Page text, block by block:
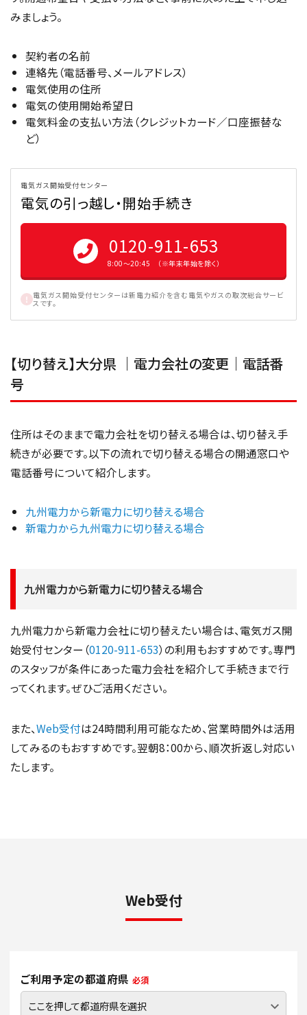
みましょう。
契約者の名前
連絡先（電話番号、メールアドレス）
電気使用の住所
電気の使用開始希望日
電気料金の支払い方法（クレジットカード／口座振替な
ど）
電気ガス開始受付センター
電気の引っ越し・開始手続き
0120-911-653
8:00〜20:45 （※年末年始を除く）
電気ガス開始受付センターは新電力紹介を含む電気やガスの取次総合サービ
スです。
【切り替え】大分県 ｜電力会社の変更｜電話番
号
住所はそのままで電力会社を切り替える場合は、切り替え手
続きが必要です。以下の流れで切り替える場合の開通窓口や
電話番号について紹介します。
九州電力から新電力に切り替える場合
新電力から九州電力に切り替える場合
九州電力から新電力に切り替える場合
九州電力から新電力会社に切り替えたい場合は、電気ガス開
始受付センター（0120-911-653）の利用もおすすめです。専門
のスタッフが条件にあった電力会社を紹介して手続きまで行
ってくれます。ぜひご活用ください。
また、Web受付は24時間利用可能なため、営業時間外は活用
してみるのもおすすめです。翌朝8：00から、順次折返し対応い
たします。
Web受付
ご利用予定の都道府県 必須